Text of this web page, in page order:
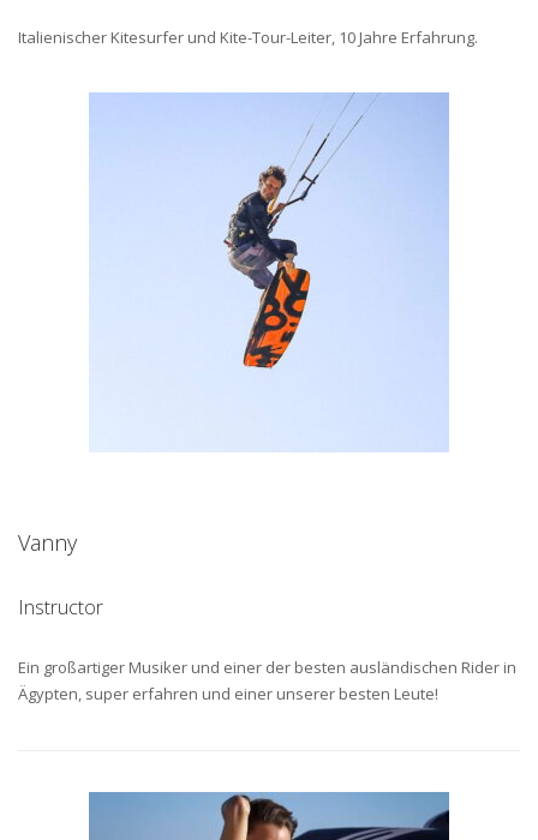
Italienischer Kitesurfer und Kite-Tour-Leiter, 10 Jahre Erfahrung.
Vanny
Instructor
Ein großartiger Musiker und einer der besten ausländischen Rider in
Ägypten, super erfahren und einer unserer besten Leute!